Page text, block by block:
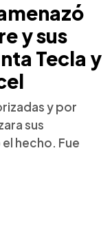
y sus
Tecla y
y por
sus
hecho. Fue